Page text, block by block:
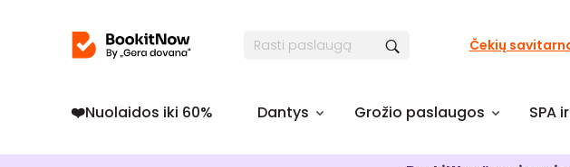
Čekių
❤️️Nuolaidos iki 60% Dantys Grožio paslaugos SPA